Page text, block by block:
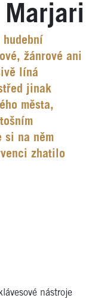
Marjari
žánrové ani
líná
jinak
města,
si na něm
zhatilo
nástroje